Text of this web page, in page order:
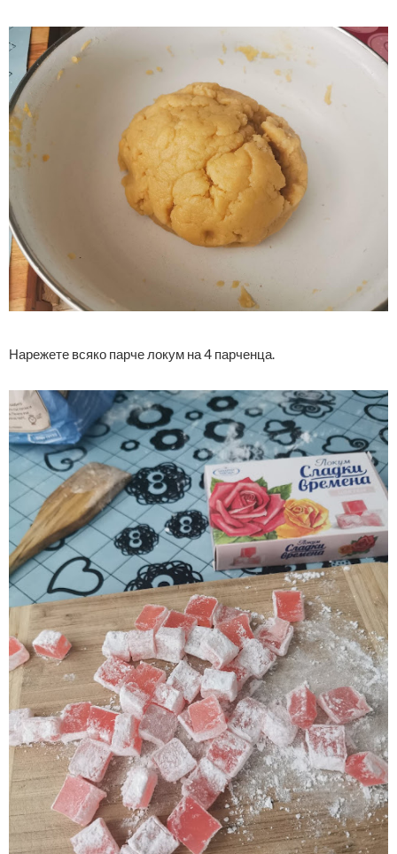
Нарежете всяко парче локум на 4 парченца.